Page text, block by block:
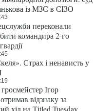
із МЗС в СІЗО
переконали
командира 2-го
Страх і ненависть у
Ігор
відзнаку за
хід на Titled Tuesday